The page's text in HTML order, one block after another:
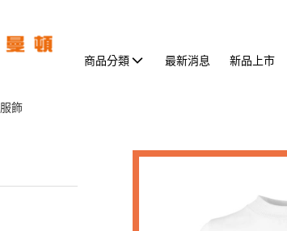
商品分類 最新消息 新品上市
服飾